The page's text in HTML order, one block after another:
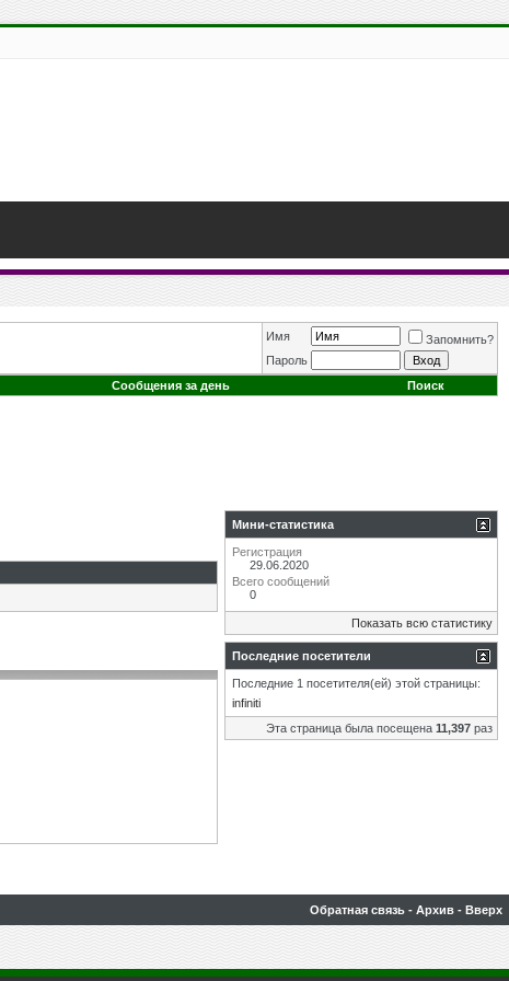
Имя
Запомнить?
Пароль
Сообщения за день Поиск
Мини-статистика
Регистрация
29.06.2020
Всего сообщений
0
Показать всю статистику
Последние посетители
Последние 1 посетителя(ей) этой страницы:
infiniti
Эта страница была посещена 11,397 раз
Обратная связь - Архив - Вверх